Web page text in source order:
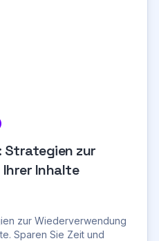
zur
Inhalte
zur Wiederverwendung
Sparen Sie Zeit und